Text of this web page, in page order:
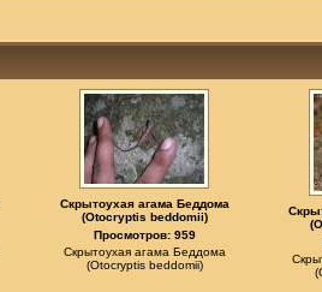
Скрытоухая агама Беддома
(Otocryptis beddomii)
Просмотров: 959
Скрытоухая агама Беддома
(Otocryptis beddomii)